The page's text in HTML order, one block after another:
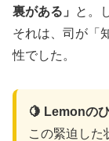
裏がある」
と。
それは、司が「
性でした。
🍋 Lemonの
この緊迫した